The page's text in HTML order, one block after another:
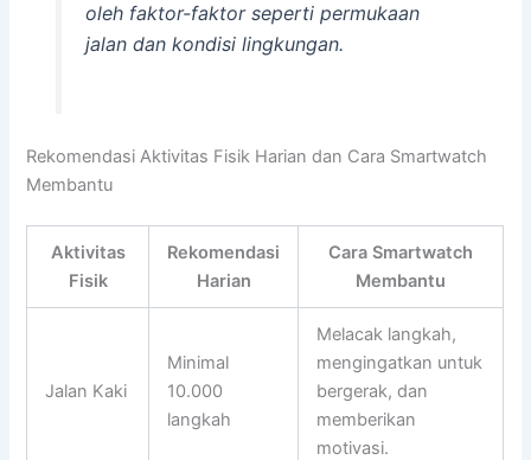
oleh faktor-faktor seperti permukaan
jalan dan kondisi lingkungan.
Rekomendasi Aktivitas Fisik Harian dan Cara Smartwatch
Membantu
Aktivitas
Fisik
Rekomendasi
Harian
Cara Smartwatch
Membantu
Jalan Kaki
Minimal
10.000
langkah
Melacak langkah,
mengingatkan untuk
bergerak, dan
memberikan
motivasi.